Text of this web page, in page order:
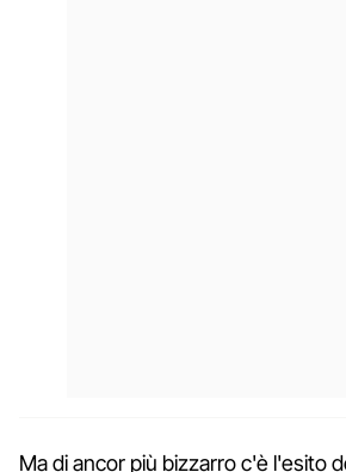
Ma di ancor più bizzarro c'è l'esito